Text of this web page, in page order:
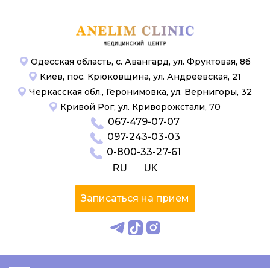
Одесская область, с. Авангард, ул. Фруктовая, 8б
Киев, пос. Крюковщина, ул. Андреевская, 21
Черкасская обл., Геронимовка, ул. Вернигоры, 32
Кривой Рог, ул. Криворожстали, 70
067-479-07-07
097-243-03-03
0-800-33-27-61
RU UK
Записаться на прием